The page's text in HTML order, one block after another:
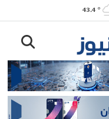
° 43.4